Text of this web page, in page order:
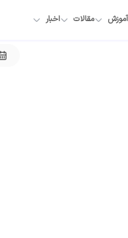
آموزش مقالات اخبار